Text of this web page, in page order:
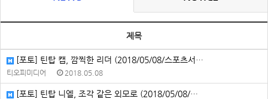
제목
[포토] 틴탑 캡, 깜찍한 리더 (2018/05/08/스포츠서…
티오피미디어 2018.05.08
[포토] 틴탑 니엘, 조각 같은 외모로 (2018/05/08/…